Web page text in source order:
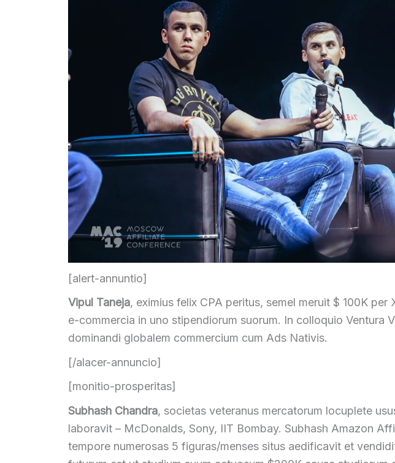
[alert-annuntio]
Vipul Taneja, eximius felix CPA peritus, semel meruit $ 100K per
e-commercia in uno stipendiorum suorum. In colloquio Ventura
dominandi globalem commercium cum Ads Nativis.
[/alacer-annuncio]
[monitio-prosperitas]
Subhash Chandra, societas veteranus mercatorum locuplete
laboravit – McDonalds, Sony, IIT Bombay. Subhash Amazon
tempore numerosas 5 figuras/menses situs aedificavit et